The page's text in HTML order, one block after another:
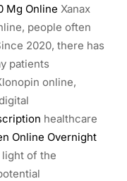
Mg Online Xanax
people often
2020, there has
patients
online,
healthcare
Online Overnight
of the